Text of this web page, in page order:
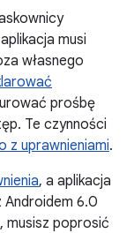
musi
własnego
prośbę
Te czynności
z uprawnieniami.
, a aplikacja
Androidem 6.0
musisz poprosić